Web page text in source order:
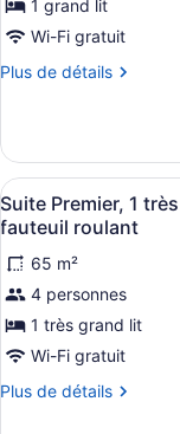
de
chambre :
Chambre
grand
lit
1 grand lit
Wi-Fi gratuit
Plus de détails
Plus
Chambre
Standard,
1
grand
lit
Afficher
toutes
les
photos
pour
ce
type
de
chambre :
5
Suite Premier, 1
fauteuil roulant
65 m²
4 personnes
1 très grand lit
Wi-Fi gratuit
Plus de détails
Plus